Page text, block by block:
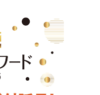
性化
・レポート